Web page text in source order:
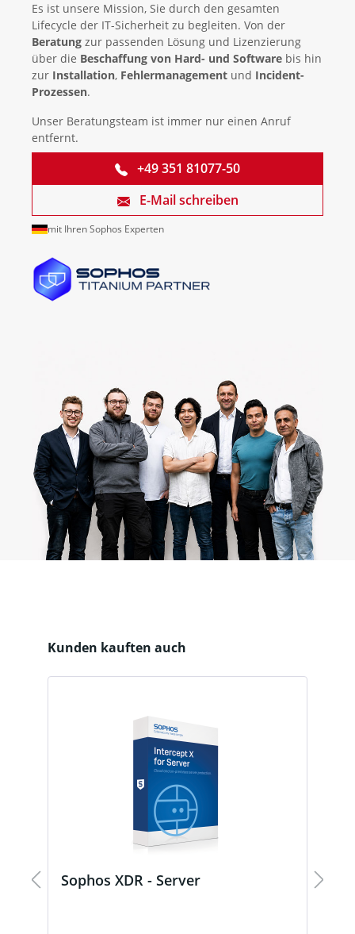
Es ist unsere Mission, Sie durch den gesamten
Lifecycle der IT-Sicherheit zu begleiten. Von der
Beratung zur passenden Lösung und Lizenzierung
über die Beschaffung von Hard- und Software bis hin
zur Installation, Fehlermanagement und Incident-
Prozessen.
Unser Beratungsteam ist immer nur einen Anruf
entfernt.
+49 351 81077-50
E-Mail schreiben
mit Ihren Sophos Experten
Produktgalerie überspringen
Kunden kauften auch
Sophos XDR - Server